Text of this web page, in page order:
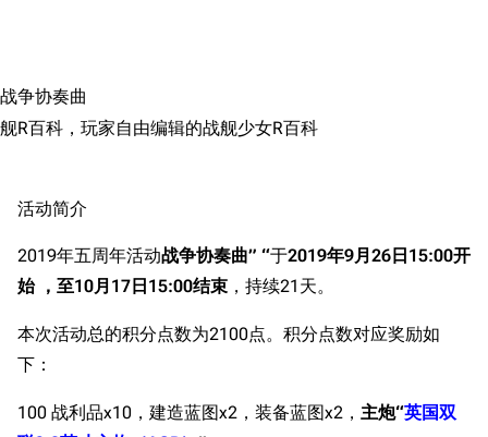
战争协奏曲
舰R百科，玩家自由编辑的战舰少女R百科
活动简介
2019年五周年活动战争协奏曲” “于2019年9月26日15:00开
始 ，至10月17日15:00结束 ，持续21天。
本次活动总的积分点数为2100点。积分点数对应奖励如
下：
100 战利品x10，建造蓝图x2，装备蓝图x2， 主炮“英国双